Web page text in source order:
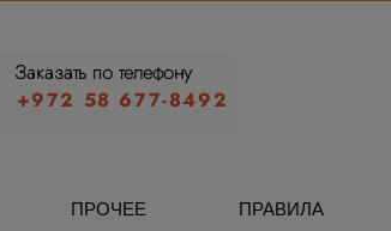
+972 58 677-8492
Заказать по телефону
ПРОЧЕЕ ПРАВИЛА